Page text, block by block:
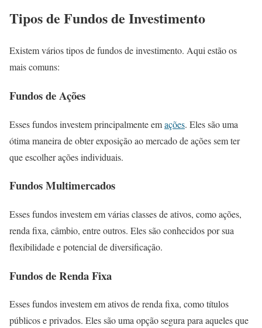
Tipos de Fundos de Investimento
Existem vários tipos de fundos de investimento. Aqui estão os
mais comuns:
Fundos de Ações
Esses fundos investem principalmente emações. Eles são uma
ótima maneira de obter exposição ao mercado de ações sem ter
que escolher ações individuais.
Fundos Multimercados
Esses fundos investem em várias classes de ativos, como ações,
renda fixa, câmbio, entre outros. Eles são conhecidos por sua
flexibilidade e potencial de diversificação.
Fundos de Renda Fixa
Esses fundos investem em ativos de renda fixa, como títulos
públicos e privados. Eles são uma opção segura para aqueles que